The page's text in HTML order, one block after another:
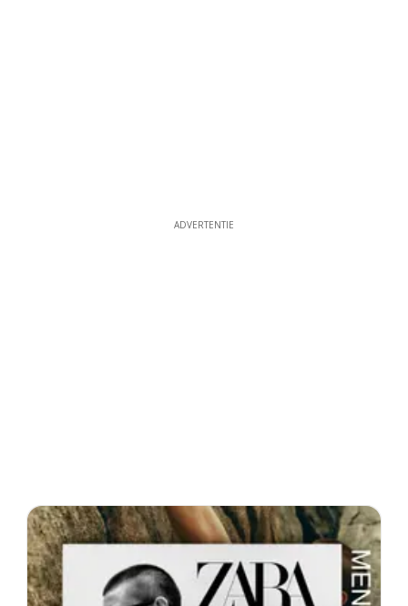
ADVERTENTIE